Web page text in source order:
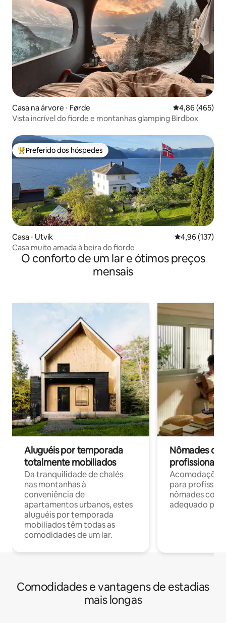
Casa na árvore ⋅ Førde 4,86 de uma
4,86 (465)
Vista incrível do fiorde e montanhas glamping Birdbox
Entre os melhores preferidos dos hóspedes
Preferido dos hóspedes
Casa ⋅ Utvik 4,96 de uma
4,96 (137)
Casa muito amada à beira do fiorde
O conforto de um lar e ótimos preços
mensais
Aluguéis por temporada
totalmente mobiliados
Da tranquilidade de chalés
nas montanhas à
conveniência de
apartamentos urbanos, estes
aluguéis por temporada
mobiliados têm todas as
comodidades de um lar.
Nômades
profissionais
para
nômades com
adequado
Comodidades e vantagens de estadias
mais longas